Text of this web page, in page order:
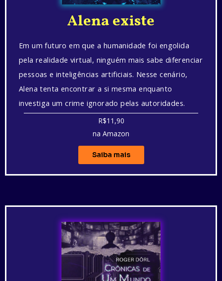
Alena existe
Em um futuro em que a humanidade foi engolida
pela realidade virtual, ninguém mais sabe diferenciar
pessoas e inteligências artificiais. Nesse cenário,
Alena tenta encontrar a si mesma enquanto
investiga um crime ignorado pelas autoridades.
R$11,90
na Amazon
Saiba mais